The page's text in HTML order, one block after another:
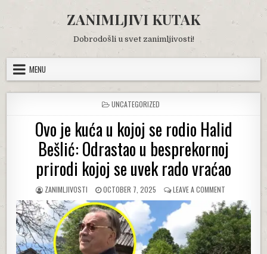
content
ZANIMLJIVI KUTAK
Dobrodošli u svet zanimljivosti!
MENU
POSTED
IN
UNCATEGORIZED
Ovo je kuća u kojoj se rodio Halid
Bešlić: Odrastao u besprekornoj
prirodi kojoj se uvek rado vraćao
AUTHOR:
ZANIMLJIVOSTI
PUBLISHED
DATE:
OCTOBER 7, 2025 LEAVE A COMMENT
OVO
JE
KUĆA
U
KOJOJ
SE